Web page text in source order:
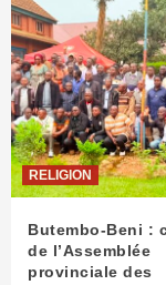
RELIGION
Butembo-Beni :
de l’Assemblée
provinciale des